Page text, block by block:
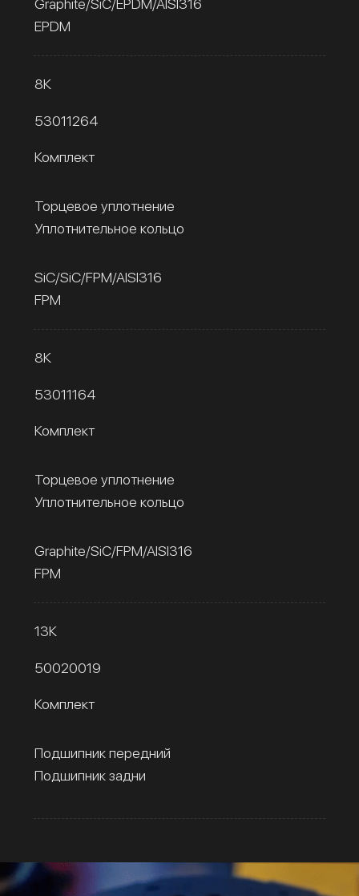
Graphite/SiC/EPDM/AISI316
EPDM
8К
53011264
Комплект
Торцевое уплотнение
Уплотнительное кольцо
SiC/SiC/FPM/AISI316
FPM
8К
53011164
Комплект
Торцевое уплотнение
Уплотнительное кольцо
Graphite/SiC/FPM/AISI316
FPM
13К
50020019
Комплект
Подшипник передний
Подшипник задни